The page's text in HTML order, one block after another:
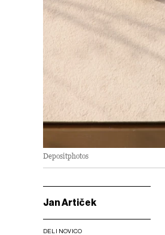
Depositphotos
Jan Artiček
DELI NOVICO